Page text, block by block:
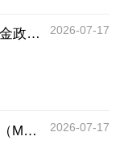
2027年上海理工大学MPA项目奖助学金政策发布 2026-07-17
同济大学2027非全日制公共管理硕士（MPA）奖学金方案 2026-07-17